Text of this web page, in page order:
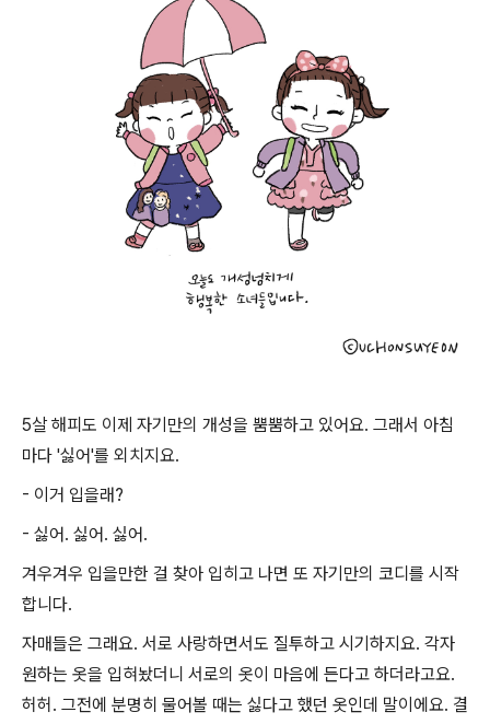
5살 해피도 이제 자기만의 개성을 뿜뿜하고 있어요. 그래서 아침
마다 '싫어'를 외치지요.
- 이거 입을래?
- 싫어. 싫어. 싫어.
겨우겨우 입을만한 걸 찾아 입히고 나면 또 자기만의 코디를 시작
합니다.
자매들은 그래요. 서로 사랑하면서도 질투하고 시기하지요. 각자
원하는 옷을 입혀놨더니 서로의 옷이 마음에 든다고 하더라고요.
허허. 그전에 분명히 물어볼 때는 싫다고 했던 옷인데 말이에요. 결